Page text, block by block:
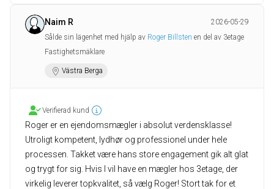
Naim R
2026-05-29
Sålde sin lägenhet med hjälp av Roger Billsten en del av 3etage
Fastighetsmäklare
Västra Berga
Verifierad kund
Roger er en ejendomsmægler i absolut verdensklasse!
Utroligt kompetent, lydhør og professionel under hele
processen. Takket være hans store engagement gik alt glat
og trygt for sig. Hvis I vil have en mægler hos 3etage, der
virkelig leverer topkvalitet, så vælg Roger! Stort tak for et